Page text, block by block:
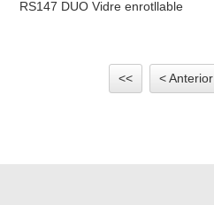
RS147 DUO Vidre enrotllable
<< < Anterior